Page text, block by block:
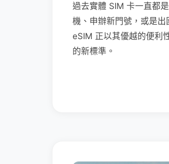
過去實體 SIM 卡一直都
機、申辦新門號，或是出
eSIM 正以其優越的便利
的新標準。